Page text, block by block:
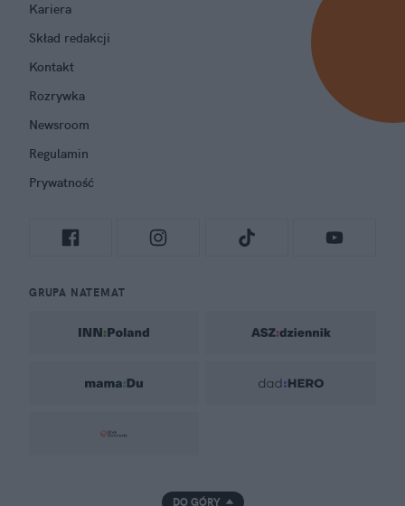
Kariera
Skład redakcji
Kontakt
Rozrywka
Newsroom
Regulamin
Prywatność
GRUPA NATEMAT
DO GÓRY